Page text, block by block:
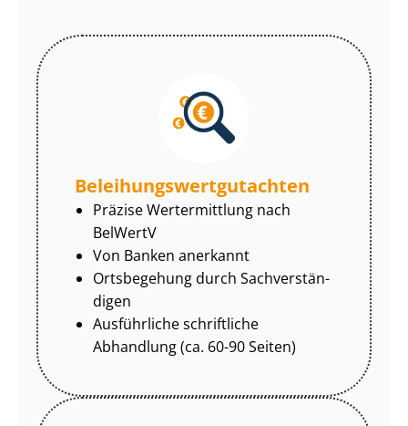
Be­lei­hungs­wert­gut­ach­ten
Präzise Wertermittlung nach
BelWertV
Von Banken anerkannt
Ortsbegehung durch Sach­ver­stän­
di­gen
Ausführliche schriftliche
Abhandlung (ca. 60-90 Seiten)